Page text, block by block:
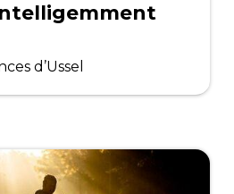
d’Ussel